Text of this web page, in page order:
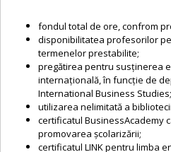
fondul total de ore, confrom
disponibilitatea profesorilor
termenelor prestabilite;
pregătirea pentru susţinerea
internaţională, în funcţie de
International Business Studies;
utilizarea nelimitată a
certificatul BusinessAcademy
promovarea şcolarizării;
certificatul LINK pentru limba